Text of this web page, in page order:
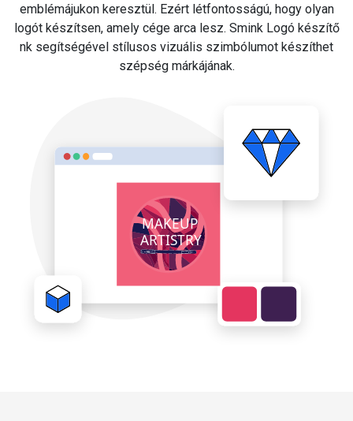
emblémájukon keresztül. Ezért létfontosságú, hogy olyan
logót készítsen, amely cége arca lesz. Smink Logó készítő
nk segítségével stílusos vizuális szimbólumot készíthet
szépség márkájának.